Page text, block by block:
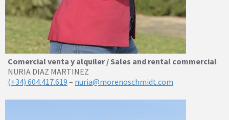
Comercial venta y alquiler / Sales and rental commercial
NURIA DIAZ MARTINEZ
(+34) 604.417.619 – nuria@morenoschmidt.com